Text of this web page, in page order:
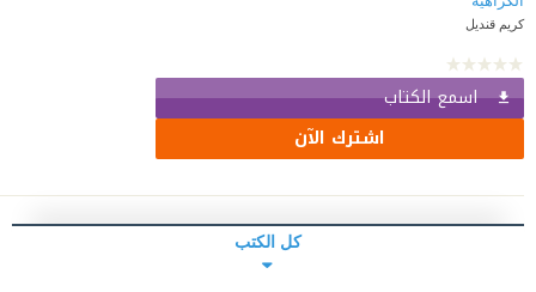
كريم قنديل
اسمع الكتاب
اشترك الآن
كل الكتب